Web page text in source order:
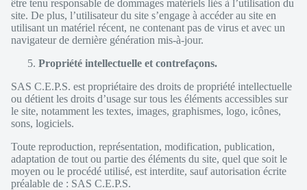
être tenu responsable de dommages matériels liés à l’utilisation du
site. De plus, l’utilisateur du site s’engage à accéder au site en
utilisant un matériel récent, ne contenant pas de virus et avec un
navigateur de dernière génération mis-à-jour.
Propriété intellectuelle et contrefaçons.
SAS C.E.P.S. est propriétaire des droits de propriété intellectuelle
ou détient les droits d’usage sur tous les éléments accessibles sur
le site, notamment les textes, images, graphismes, logo, icônes,
sons, logiciels.
Toute reproduction, représentation, modification, publication,
adaptation de tout ou partie des éléments du site, quel que soit le
moyen ou le procédé utilisé, est interdite, sauf autorisation écrite
préalable de : SAS C.E.P.S.